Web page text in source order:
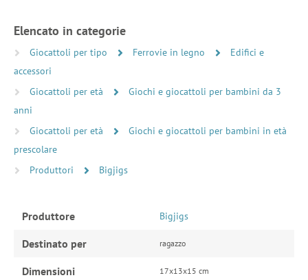
Elencato in categorie
Giocattoli per tipo Ferrovie in legno
Edifici e
accessori
Giocattoli per età
Giochi e giocattoli per bambini da 3
anni
Giocattoli per età
Giochi e giocattoli per bambini in età
prescolare
Produttori
Bigjigs
Produttore Bigjigs
Destinato per ragazzo
Dimensioni 17x13x15 cm